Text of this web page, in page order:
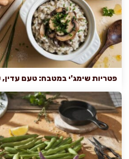
פטריות שימג'י במטבח: טעם עדין,